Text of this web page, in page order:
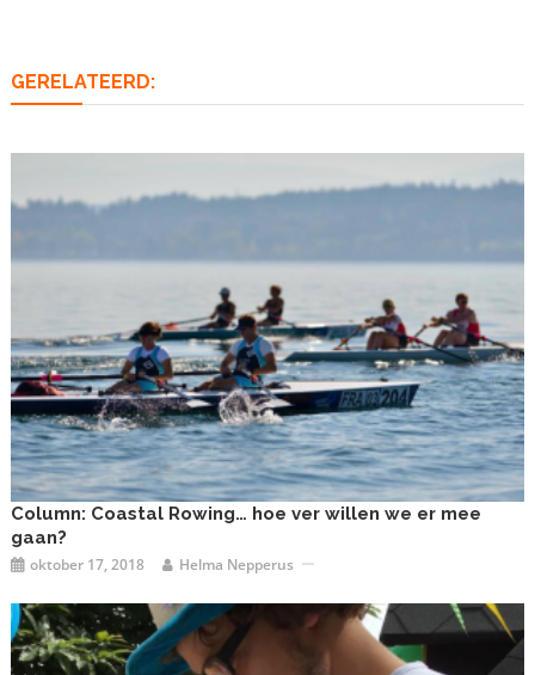
GERELATEERD:
Column: Coastal Rowing… hoe ver willen we er mee
gaan?
oktober 17, 2018 Helma Nepperus